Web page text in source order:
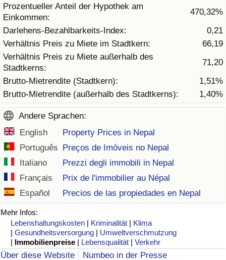
Prozentueller Anteil der Hypothek am
Einkommen:
470,32%
Darlehens-Bezahlbarkeits-Index:
0,21
Verhältnis Preis zu Miete im Stadtkern:
66,19
Verhältnis Preis zu Miete außerhalb des
Stadtkerns:
71,20
Brutto-Mietrendite (Stadtkern):
1,51%
Brutto-Mietrendite (außerhalb des Stadtkerns):
1,40%
Andere Sprachen:
English
Property Prices in Nepal
Português Preços de Imóveis no Nepal
Italiano
Prezzi degli immobili in Nepal
Français
Prix de l'immobilier au Népal
Español
Precios de las propiedades en Nepal
Mehr Infos:
Lebenshaltungskosten | Kriminalität | Klima
|Gesundheitsversorgung | Umweltverschmutzung
| Immobilienpreise | Lebensqualität |Verkehr
Über diese Website Numbeo in der Presse
Umweltverschmutzungs-Index nach Land
Verkehr
Verkehrs-Index
Verkehrs-Index (aktuell)
Verkehrs-Index nach Land